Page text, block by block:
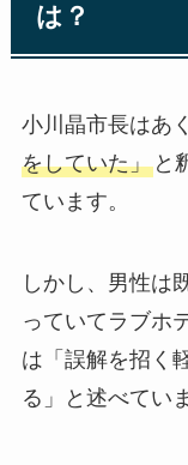
は？
小川晶市長はあ
をしていた」と
ています。
しかし、男性は
っていてラブホ
は「誤解を招く
る」と述べてい